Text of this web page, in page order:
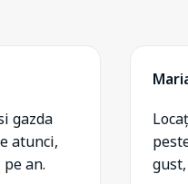
gazda
atunci,
an.